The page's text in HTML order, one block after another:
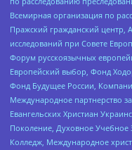
Всемирная организация по
Пражский гражданский центр,
исследований при Совете
Форум русскоязычных
Европейский выбор, Фонд
Фонд Будущее России,
Международное партнерство
Евангельских Христиан
Поколение, Духовное
Колледж, Международное